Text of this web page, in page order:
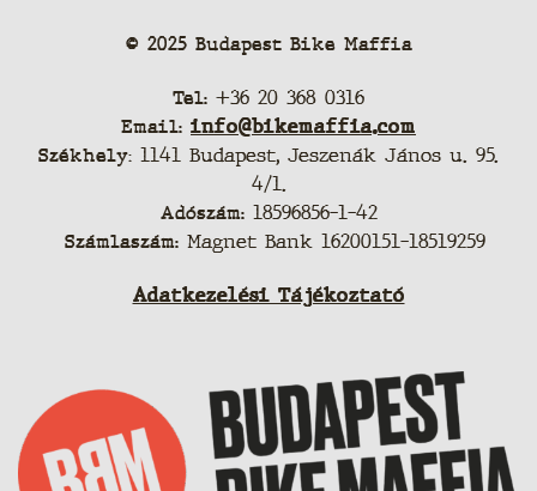
© 2025 Budapest Bike Maffia
Tel: +36 20 368 0316
Email: info@bikemaffia.com
Székhely: 1141 Budapest, Jeszenák János u. 95.
4/1.
Adószám: 18596856-1-42
Számlaszám:Magnet Bank 16200151-18519259
Adatkezelési Tájékoztató